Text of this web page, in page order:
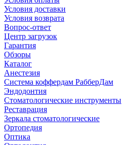
Условия доставки
Условия возврата
Вопрос-ответ
Центр загрузок
Гарантия
Обзоры
Каталог
Анестезия
Система коффердам РабберДам
Эндодонтия
Стоматологические инструменты
Реставрация
Зеркала стоматологические
Ортопедия
Оптика